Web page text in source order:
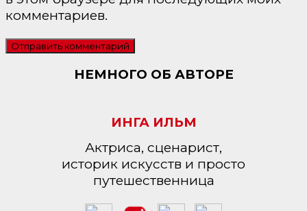
комментариев.
НЕМНОГО ОБ АВТОРЕ
ИНГА ИЛЬМ
Актриса, сценарист,
историк искусств и просто
путешественница